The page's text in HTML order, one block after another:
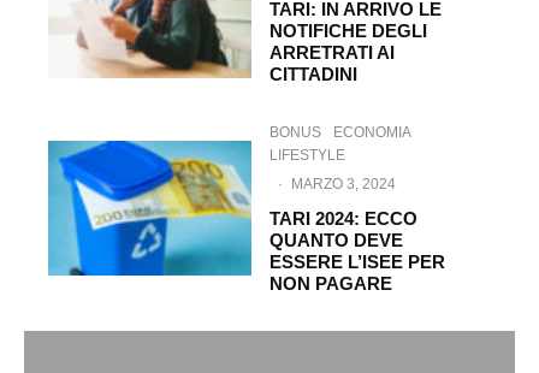
TARI: IN ARRIVO LE
NOTIFICHE DEGLI
ARRETRATI AI
CITTADINI
BONUS
ECONOMIA
LIFESTYLE
·
MARZO 3, 2024
TARI 2024: ECCO
QUANTO DEVE
ESSERE L’ISEE PER
NON PAGARE